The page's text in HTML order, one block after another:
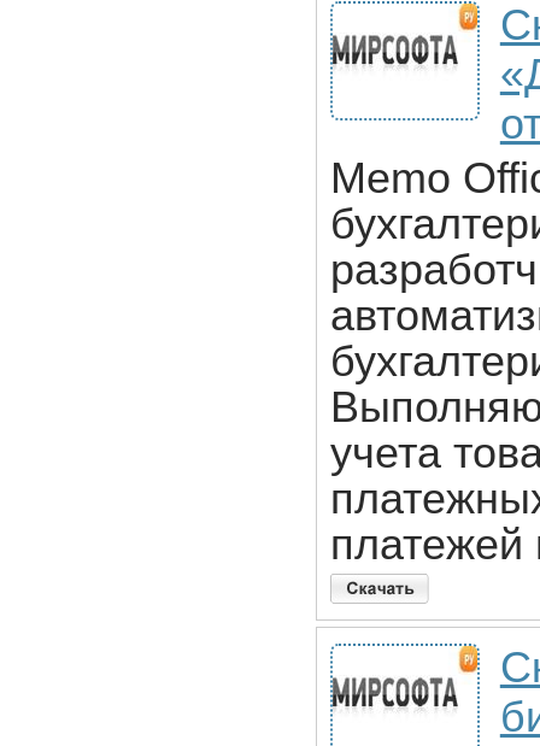
Memo
учета
платежей